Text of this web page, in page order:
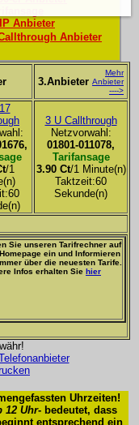
Anbieter
Anbieter
3.Anbieter
Mehr
Anbieter
---->
/1
3 U Callthrough
Netzvorwahl:
01801-011078,
Tarifansage
3.90 Ct/1 Minute(n)
Taktzeit:60
Sekunde(n)
Sie unseren Tarifrechner auf
ein und Informieren
über die neuesten Tarife.
Infos erhalten Sie hier
Uhrzeiten!
12 Uhr- bedeutet, dass
entsprechend ein